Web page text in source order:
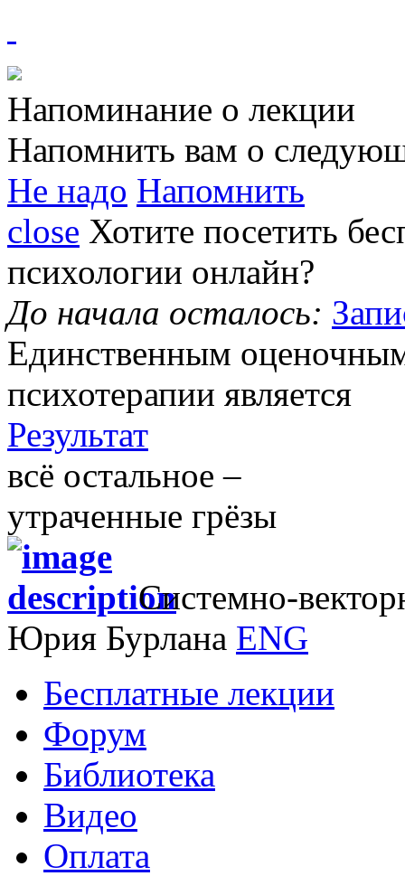
Напоминание о лекции
Напомнить вам о
Не надо Напомнить
close Хотите посетить
психологии онлайн?
До начала осталось:
Единственным
психотерапии является
Результат
всё остальное –
утраченные грёзы
Системно-
Юрия Бурлана ENG
Бесплатные лекции
Форум
Библиотека
Видео
Оплата